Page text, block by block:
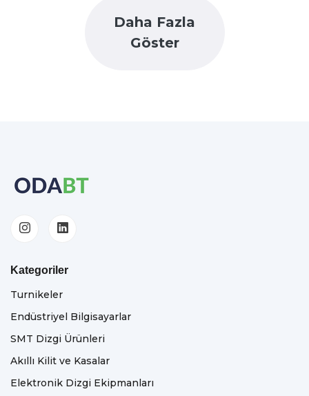
Daha Fazla
Göster
Kategoriler
Turnikeler
Endüstriyel Bilgisayarlar
SMT Dizgi Ürünleri
Akıllı Kilit ve Kasalar
Elektronik Dizgi Ekipmanları